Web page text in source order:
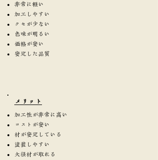
非常に軽い
加工しやすい
クセが少ない
色味が明るい
価格が安い
安定した品質
​メリット
加工性が非常に高い
コストが安い
材が安定している
塗装しやすい
大径材が取れる